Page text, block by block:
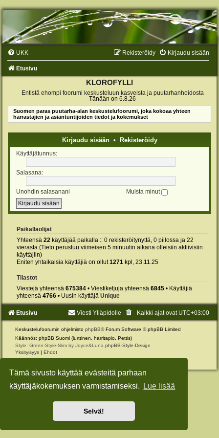
Tämä sivusto käyttää evästeitä parhaan
käyttäjäkokemuksen varmistamiseksi.
Lue lisää
Selvä!
UKK Kirjaudu sisään
Rekisteröidy
Etusivu
KLOROFYLLI
Entistä ehompi foorumi keskusteluun kasveista ja puutarhanhoidosta
Tänään on 6.8.26
Suomen paras puutarha-alan keskustelufoorumi, joka kokoaa yhteen
harrastajien ja asiantuntijoiden tiedot ja kokemukset
Kirjaudu sisään• Rekisteröidy
Käyttäjätunnus:
Salasana:
Unohdin salasanani Muista minut
Paikallaolijat
Yhteensä 22 käyttäjää paikalla :: 0 rekisteröitynyttä, 0 piilossa ja 22
vierasta (Tieto perustuu viimeisen 5 minuutin aikana olleisiin aktiivisiin
käyttäjiin)
Eniten yhtaikaisia käyttäjiä on ollut1271 kpl, 23.11.25
Tilastot
Viestejä yhteensä 675384 • Viestiketjuja yhteensä 6845 • Käyttäjiä
yhteensä 4766 • Uusin käyttäjä Unique
Etusivu Kaikki ajat ovat UTC+03:00
Viesti Ylläpidolle
Keskustelufoorumin ohjelmisto phpBB® Forum Software © phpBB Limited
Käännös: phpBB Suomi (lurttinen, harritapio, Pettis)
Style: Green-Style-Slim by Joyce&Luna phpBB-Style-Design
Yksityisyys | Ehdot